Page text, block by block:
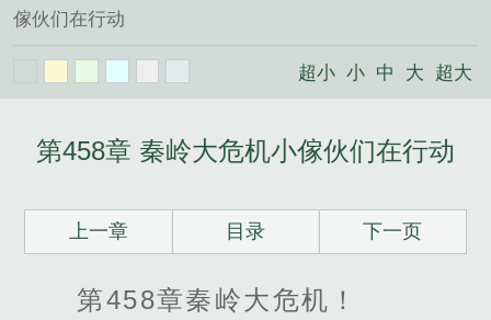
傢伙们在行动
超小 小 中 大 超大
第458章 秦岭大危机小傢伙们在行动
上一章 目录 下一页
第458章秦岭大危机！